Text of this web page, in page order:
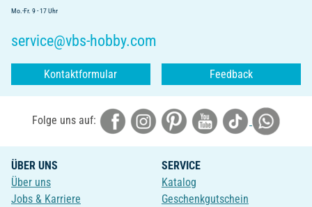
Mo.-Fr. 9 - 17 Uhr
service@vbs-hobby.com
Kontaktformular Feedback
Folge uns auf:
ÜBER UNS
Über uns
Jobs & Karriere
SERVICE
Katalog
Geschenkgutschein